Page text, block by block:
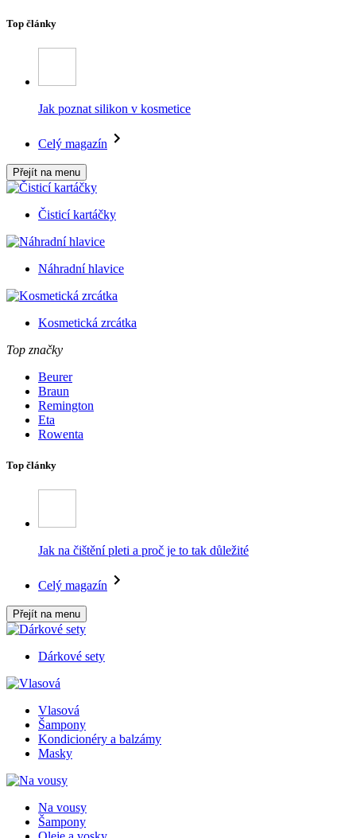
Top články
Jak poznat silikon v kosmetice
Celý magazín
Přejít na menu
Čisticí kartáčky
Náhradní hlavice
Kosmetická zrcátka
Top značky
Beurer
Braun
Remington
Eta
Rowenta
Top články
Jak na čištění pleti a proč je to tak důležité
Celý magazín
Přejít na menu
Dárkové sety
Vlasová
Šampony
Kondicionéry a balzámy
Masky
Na vousy
Šampony